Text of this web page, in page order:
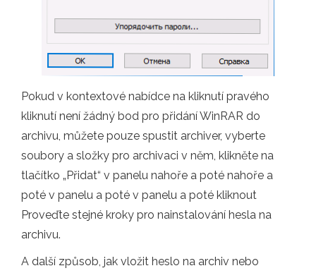
Pokud v kontextové nabídce na kliknutí pravého
kliknutí není žádný bod pro přidání WinRAR do
archivu, můžete pouze spustit archiver, vyberte
soubory a složky pro archivaci v něm, klikněte na
tlačítko „Přidat“ v panelu nahoře a poté nahoře a
poté v panelu a poté v panelu a poté kliknout
Proveďte stejné kroky pro nainstalování hesla na
archivu.
A další způsob, jak vložit heslo na archiv nebo